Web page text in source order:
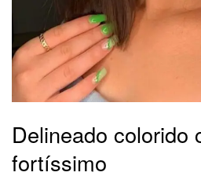
Delineado colorido
fortíssimo